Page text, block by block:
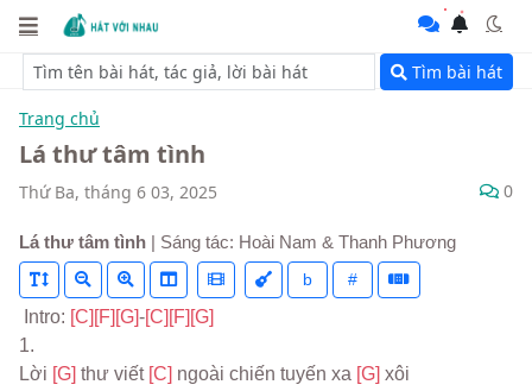
Tìm bài hát
Trang chủ
Lá thư tâm tình
Thứ Ba, tháng 6 03, 2025 0
Lá thư tâm tình | Sáng tác: Hoài Nam & Thanh Phương
b #
Intro: [C] [F] [G]-[C] [F] [G]
1.
Lời [G] thư viết [C] ngoài chiến tuyến xa [G] xôi